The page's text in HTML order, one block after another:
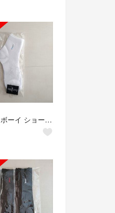
イーストボーイ ショートソックス，2足組 女神刺繍 ホワイト白 サックス刺繍